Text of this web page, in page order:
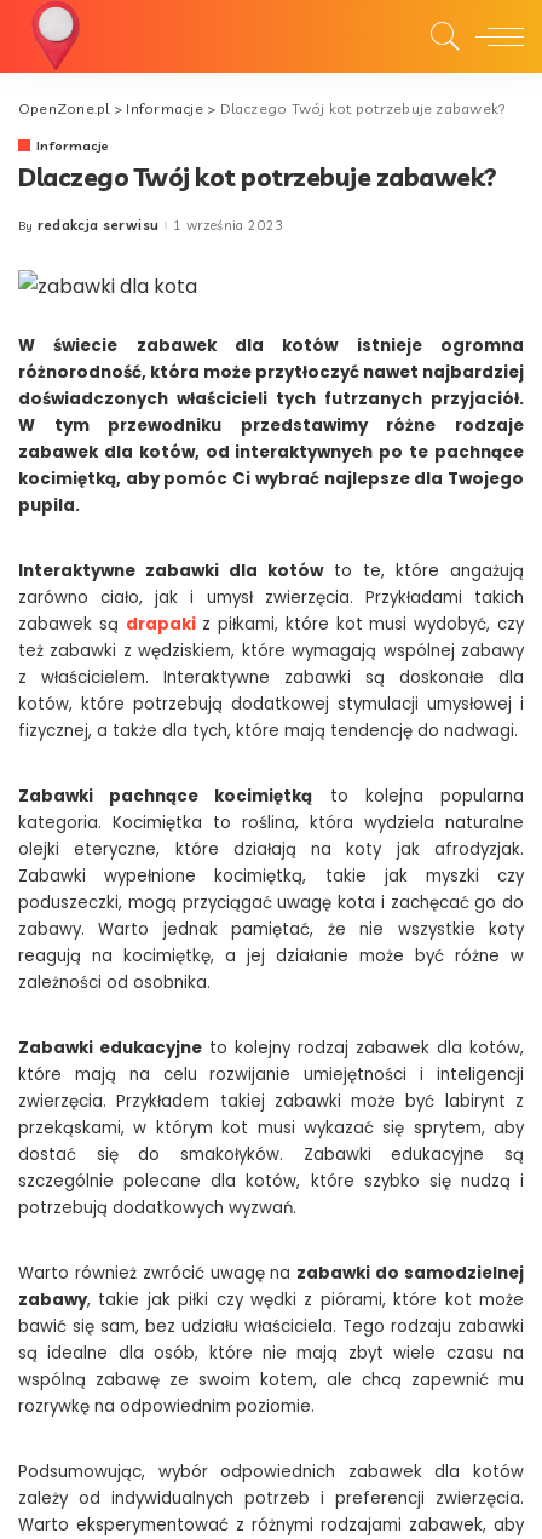
OpenZone.pl> Informacje> Dlaczego Twój kot potrzebuje zabawek?
Informacje
Dlaczego Twój kot potrzebuje zabawek?
Posted
By redakcja serwisu 1 września 2023
W świecie zabawek dla kotów istnieje ogromna
różnorodność, która może przytłoczyć nawet najbardziej
doświadczonych właścicieli tych futrzanych przyjaciół.
W tym przewodniku przedstawimy różne rodzaje
zabawek dla kotów, od interaktywnych po te pachnące
kocimiętką, aby pomóc Ci wybrać najlepsze dla Twojego
pupila.
Interaktywne zabawki dla kotówto te, które angażują
zarówno ciało, jak i umysł zwierzęcia. Przykładami takich
zabawek są drapakiz piłkami, które kot musi wydobyć, czy
też zabawki z wędziskiem, które wymagają wspólnej zabawy
z właścicielem. Interaktywne zabawki są doskonałe dla
kotów, które potrzebują dodatkowej stymulacji umysłowej i
fizycznej, a także dla tych, które mają tendencję do nadwagi.
Zabawki pachnące kocimiętką to kolejna popularna
kategoria. Kocimiętka to roślina, która wydziela naturalne
olejki eteryczne, które działają na koty jak afrodyzjak.
Zabawki wypełnione kocimiętką, takie jak myszki czy
poduszeczki, mogą przyciągać uwagę kota i zachęcać go do
zabawy. Warto jednak pamiętać, że nie wszystkie koty
reagują na kocimiętkę, a jej działanie może być różne w
zależności od osobnika.
Zabawki edukacyjne to kolejny rodzaj zabawek dla kotów,
które mają na celu rozwijanie umiejętności i inteligencji
zwierzęcia. Przykładem takiej zabawki może być labirynt z
przekąskami, w którym kot musi wykazać się sprytem, aby
dostać się do smakołyków. Zabawki edukacyjne są
szczególnie polecane dla kotów, które szybko się nudzą i
potrzebują dodatkowych wyzwań.
Warto również zwrócić uwagę na zabawki do samodzielnej
zabawy, takie jak piłki czy wędki z piórami, które kot może
bawić się sam, bez udziału właściciela. Tego rodzaju zabawki
są idealne dla osób, które nie mają zbyt wiele czasu na
wspólną zabawę ze swoim kotem, ale chcą zapewnić mu
rozrywkę na odpowiednim poziomie.
Podsumowując, wybór odpowiednich zabawek dla kotów
zależy od indywidualnych potrzeb i preferencji zwierzęcia.
Warto eksperymentować z różnymi rodzajami zabawek, aby